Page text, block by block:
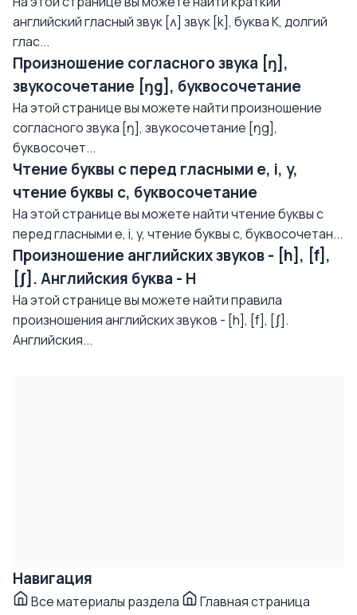
английский гласный звук [ʌ] звук [k], буква K, долгий
глас...
Произношение согласного звука [ŋ],
звукосочетание [ŋg], буквосочетание
На этой странице вы можете найти произношение
согласного звука [ŋ], звукосочетание [ŋg],
буквосочет...
Чтение буквы с перед гласными e, i, y,
чтение буквы с, буквосочетание
На этой странице вы можете найти чтение буквы с
перед гласными e, i, y, чтение буквы с, буквосочетан...
Произношение английских звуков - [h], [f],
[ʃ]. Английския буква - H
На этой странице вы можете найти правила
произношения английских звуков - [h], [f], [ʃ].
Английския...
Навигация
Все материалы раздела Главная страница